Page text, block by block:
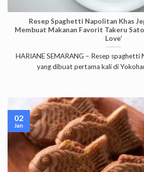
Resep Spaghetti Napolitan Khas
Membuat Makanan Favorit Takeru
Love’
HARIANE SEMARANG – Resep spaghetti
yang dibuat pertama kali di
02
Jan